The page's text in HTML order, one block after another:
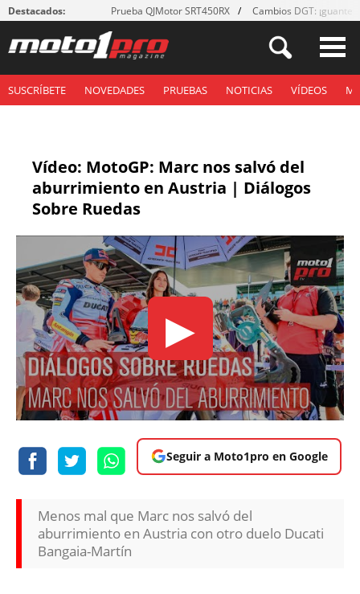
Destacados: Prueba QJMotor SRT450RX Cambios DGT: ¡guantes!
SUSCRÍBETE NOVEDADES PRUEBAS NOTICIAS VÍDEOS
Vídeo: MotoGP: Marc nos salvó del
aburrimiento en Austria | Diálogos
Sobre Ruedas
▶
Seguir a Moto1pro en Google
Menos mal que Marc nos salvó del
aburrimiento en Austria con otro duelo Ducati
Bangaia-Martín